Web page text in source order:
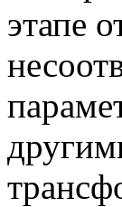
этапе